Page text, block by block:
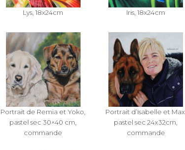
Lys, 18x24cm Iris, 18x24cm
Portrait de Remia et Yoko,
pastel sec 30×40 cm,
commande
Portrait d’Isabelle et Max,
pastel sec 24x32cm,
commande